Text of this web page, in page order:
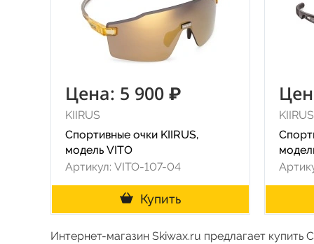
Цена: 5 900 ₽
KIIRUS
Спортивные очки KIIRUS,
модель VITO
Артикул: VITO-107-04
Купить
KIIRUS
Интернет-магазин Skiwax.ru предлагает